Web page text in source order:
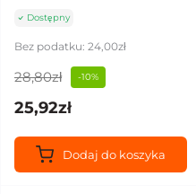
Dostępny
Bez podatku: 24,00zł
28,80zł -10%
25,92zł
Dodaj do koszyka